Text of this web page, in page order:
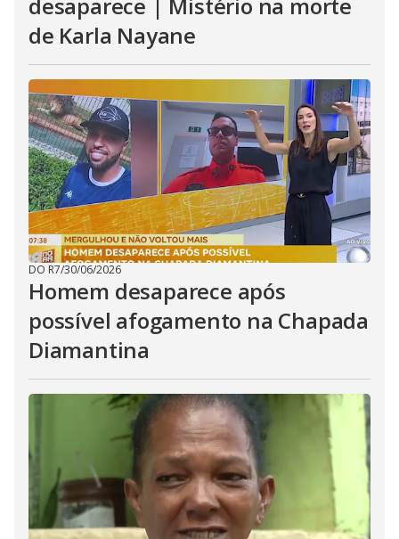
de Karla Nayane
DO R7/30/06/2026
Homem desaparece após
possível afogamento na Chapada
Diamantina